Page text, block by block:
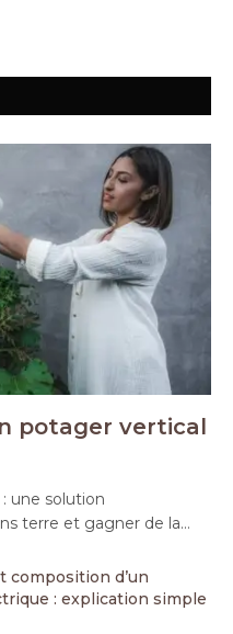
potager vertical
une solution
terre et gagner de la…
composition d’un
: explication simple